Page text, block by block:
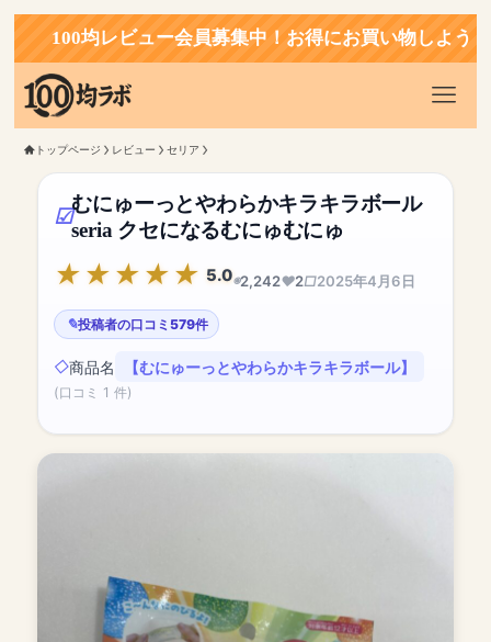
均レビュー会員募集中！お得にお買い物しよう！
トップページ レビュー セリア
むにゅーっとやわらかキラキラボール
seria クセになるむにゅむにゅ
5.0 2,242 2 2025年4月6日
投稿者の口コミ579件
商品名 【むにゅーっとやわらかキラキラボール】
(口コミ 1 件)